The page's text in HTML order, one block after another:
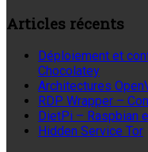
Articles récents
Déploiement et
Chocolatey
Architectures
RDP Wrapper –
DietPi – Raspbian
Hidden Service Tor